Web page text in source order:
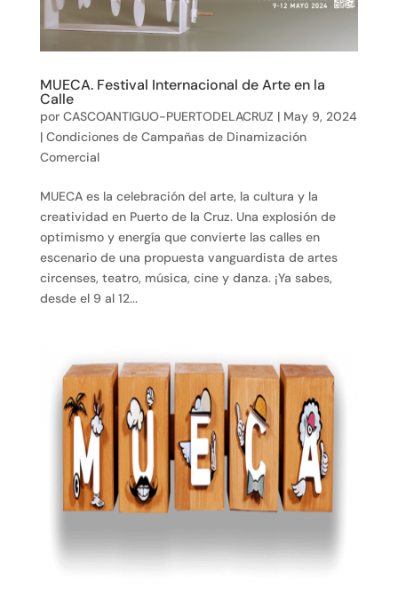
MUECA. Festival Internacional de Arte en la
Calle
por CASCOANTIGUO-PUERTODELACRUZ | May 9, 2024
| Condiciones de Campañas de Dinamización
Comercial
MUECA es la celebración del arte, la cultura y la
creatividad en Puerto de la Cruz. Una explosión de
optimismo y energía que convierte las calles en
escenario de una propuesta vanguardista de artes
circenses, teatro, música, cine y danza. ¡Ya sabes,
desde el 9 al 12...